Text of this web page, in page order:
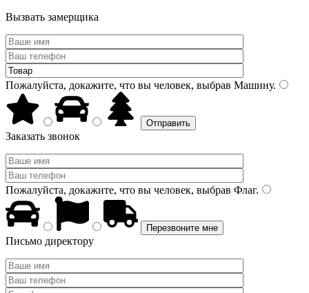
Вызвать замерщика
Пожалуйста, докажите, что вы человек, выбрав Машину.
Заказать звонок
Пожалуйста, докажите, что вы человек, выбрав Флаг.
Письмо директору